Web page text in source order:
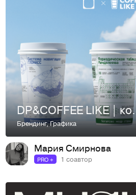
Брендинг,Графика
Мария Смирнова
PRO + 1 соавтор